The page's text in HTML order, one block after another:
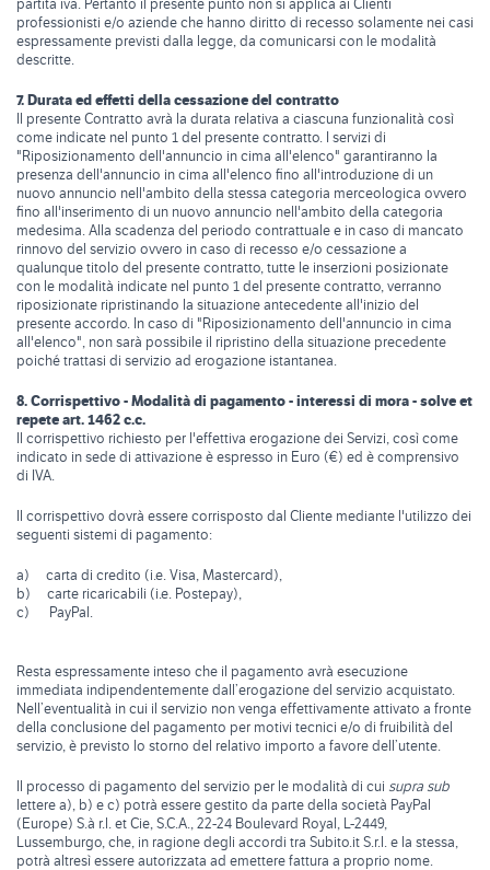
partita iva. Pertanto il presente punto non si applica ai Clienti
professionisti e/o aziende che hanno diritto di recesso solamente nei casi
espressamente previsti dalla legge, da comunicarsi con le modalità
descritte.
7. Durata ed effetti della cessazione del contratto
Il presente Contratto avrà la durata relativa a ciascuna funzionalità così
come indicate nel punto 1 del presente contratto. I servizi di
"Riposizionamento dell'annuncio in cima all'elenco" garantiranno la
presenza dell'annuncio in cima all'elenco fino all'introduzione di un
nuovo annuncio nell'ambito della stessa categoria merceologica ovvero
fino all'inserimento di un nuovo annuncio nell'ambito della categoria
medesima. Alla scadenza del periodo contrattuale e in caso di mancato
rinnovo del servizio ovvero in caso di recesso e/o cessazione a
qualunque titolo del presente contratto, tutte le inserzioni posizionate
con le modalità indicate nel punto 1 del presente contratto, verranno
riposizionate ripristinando la situazione antecedente all'inizio del
presente accordo. In caso di "Riposizionamento dell'annuncio in cima
all'elenco", non sarà possibile il ripristino della situazione precedente
poiché trattasi di servizio ad erogazione istantanea.
8. Corrispettivo - Modalità di pagamento - interessi di mora - solve et
repete art. 1462 c.c.
Il corrispettivo richiesto per l'effettiva erogazione dei Servizi, così come
indicato in sede di attivazione è espresso in Euro (€) ed è comprensivo
di IVA.
Il corrispettivo dovrà essere corrisposto dal Cliente mediante l'utilizzo dei
seguenti sistemi di pagamento:
a) carta di credito (i.e. Visa, Mastercard),
b) carte ricaricabili (i.e. Postepay),
c) PayPal.
Resta espressamente inteso che il pagamento avrà esecuzione
immediata indipendentemente dall’erogazione del servizio acquistato.
Nell’eventualità in cui il servizio non venga effettivamente attivato a fronte
della conclusione del pagamento per motivi tecnici e/o di fruibilità del
servizio, è previsto lo storno del relativo importo a favore dell’utente.
Il processo di pagamento del servizio per le modalità di cui supra sub
lettere a), b) e c) potrà essere gestito da parte della società PayPal
(Europe) S.à r.l. et Cie, S.C.A., 22-24 Boulevard Royal, L-2449,
Lussemburgo, che, in ragione degli accordi tra Subito.it S.r.l. e la stessa,
potrà altresì essere autorizzata ad emettere fattura a proprio nome.